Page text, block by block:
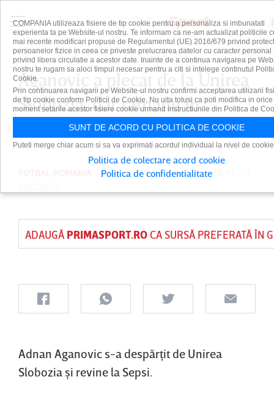
Aganovic a plecat de la Unirea
Slobozia, dar rămâne în
România
PUBLICAT DETUDOR MOISA
ADAUGĂ PRIMASPORT.ROCA SURSĂ PREFERATĂ ÎN
Adnan Aganovic s-a despărţit de Unirea
Slobozia şi revine la Sepsi.
COMPANIA utilizeaza fisiere de tip cookie pentru a personaliza si imbunatati
experienta ta pe Website-ul nostru. Te informam ca ne-am actualizat politicile
mai recente modificari propuse de Regulamentul (UE) 2016/679 privind
persoanelor fizice in ceea ce priveste prelucrarea datelor cu caracter personal
privind libera circulatie a acestor date. Inainte de a continua navigarea pe
nostru te rugam sa aloci timpul necesar pentru a citi si intelege continutul
Cookie.
Prin continuarea navigarii pe Website-ul nostru confirmi acceptarea utilizarii
de tip cookie conform Politicii de Cookie. Nu uita totusi ca poti modifica in orice
moment setarile acestor fisiere cookie urmand instructiunile din Politica de
SUNT DE ACORD CU POLITICA DE COOKIE
Puteti merge chiar acum si sa va exprimati acordul individual la nivel de
Politica de colectare acord cookie
Politica de confidentialitate